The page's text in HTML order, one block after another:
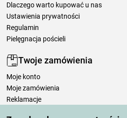
Dlaczego warto kupować u nas
Ustawienia prywatności
Regulamin
Pielęgnacja pościeli
Twoje zamówienia
Moje konto
Moje zamówienia
Reklamacje